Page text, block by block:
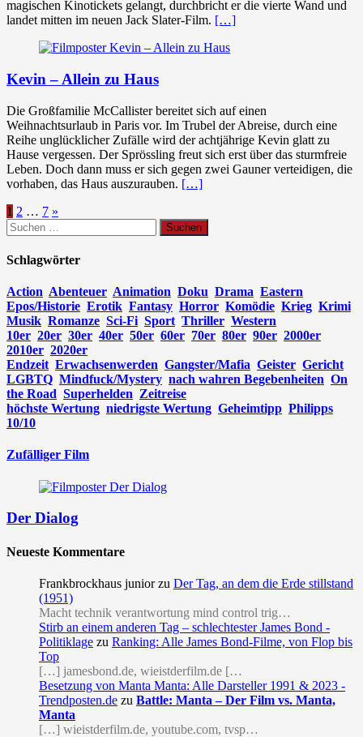
magischen Kinotickets gelangt, durchbricht er die vierte Wand und
landet mitten im neuen Jack Slater-Film. […]
Kevin – Allein zu Haus
Die Großfamilie McCallister bereitet sich auf einen
Weihnachtsurlaub in Paris vor. Im Trubel der Abreise, durch eine
Reihe unglücklicher Zufälle wird der achtjährige Kevin glatt zu
Hause vergessen. Der Sprössling freut sich erst über das sturmfreie
Leben. Doch dann muss er sich gegen zwei Gauner verteidigen, die
vorhaben, das Haus auszurauben. […]
Seitennummerierung
der
Beiträge
1 2 … 7 »
Suchen
nach:
Schlagwörter
Action Abenteuer Animation Doku Drama Eastern
Epos/Historie Erotik Fantasy Horror Komödie Krieg Krimi
Musik Romanze Sci-Fi Sport Thriller Western
10er 20er 30er 40er 50er 60er 70er 80er 90er 2000er
2010er 2020er
Endzeit Erwachsenwerden Gangster/Mafia Geister Gericht
LGBTQ Mindfuck/Mystery nach wahren Begebenheiten On
the Road Superhelden Zeitreise
höchste Wertung niedrigste Wertung Geheimtipp Philipps
10/10
Zufälliger Film
Der Dialog
Neueste Kommentare
Frankbrockhaus junior zu Der Tag, an dem die Erde stillstand
(1951)
Macht technik verantwortung mind control trig…
Stirb an einem anderen Tag – schlechtester James Bond -
Politiklage zu Ranking: Alle James Bond-Filme, von Flop bis
Top
[…] jamesbond.de, wieistderfilm.de […
Besetzung von Manta Manta: Alle Darsteller 1991 & 2023 -
Trendposten.de zu Battle: Manta – Der Film vs. Manta,
Manta
[…] wieistderfilm.de, youtube.com, tvsp…